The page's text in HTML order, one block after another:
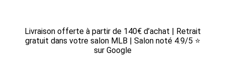
Livraison offerte à partir de 140€ d’achat | Retrait
gratuit dans votre salon MLB | Salon noté 4.9/5 ⭐
sur Google